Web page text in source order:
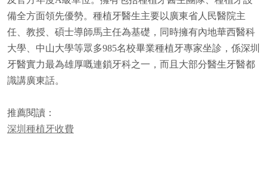
備全方面領先優勢。種植牙醫生主要以廣東省人民醫院主
任、教授、碩士導師馬主任為基礎，同時擁有內地華西醫科
大學、中山大學等眾多985名校畢業種植牙專家坐診，係深圳
牙醫實力最為雄厚嘅連鎖牙科之一，而且大部分醫生牙醫都
識講廣東話。
推薦閱讀：
深圳種植牙收費